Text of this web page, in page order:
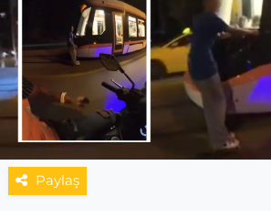
Paylaş
ESKİŞEHİRSPOR